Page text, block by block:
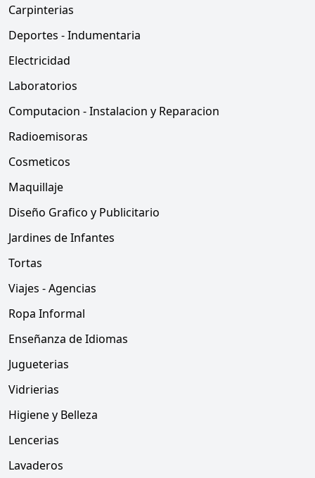
Carpinterias
Deportes - Indumentaria
Electricidad
Laboratorios
Computacion - Instalacion y Reparacion
Radioemisoras
Cosmeticos
Maquillaje
Diseño Grafico y Publicitario
Jardines de Infantes
Tortas
Viajes - Agencias
Ropa Informal
Enseñanza de Idiomas
Jugueterias
Vidrierias
Higiene y Belleza
Lencerias
Lavaderos